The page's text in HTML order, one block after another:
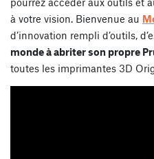
à votre vision. Bienvenue au
d’innovation rempli d’outils,
monde à abriter son propre
toutes les imprimantes 3D